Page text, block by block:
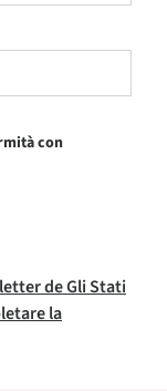
con
de Gli Stati
la